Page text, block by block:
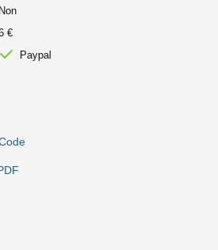
Non
€
Paypal